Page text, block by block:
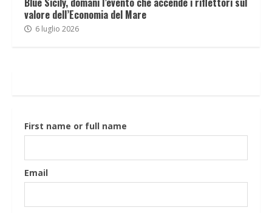
valore dell’Economia del Mare
6 luglio 2026
First name or full name
Email